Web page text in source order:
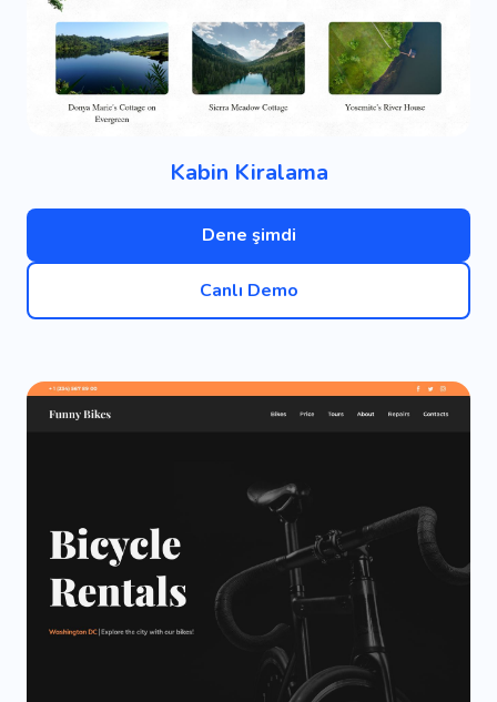
Kabin Kiralama
Dene şimdi
Canlı Demo